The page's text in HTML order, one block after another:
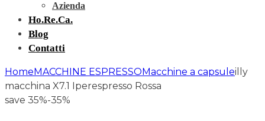
Azienda
Ho.re.ca.
Blog
Contatti
HomeMACCHINE ESPRESSOMacchine a capsuleilly
macchina X7.1 Iperespresso Rossa
save 35%-35%